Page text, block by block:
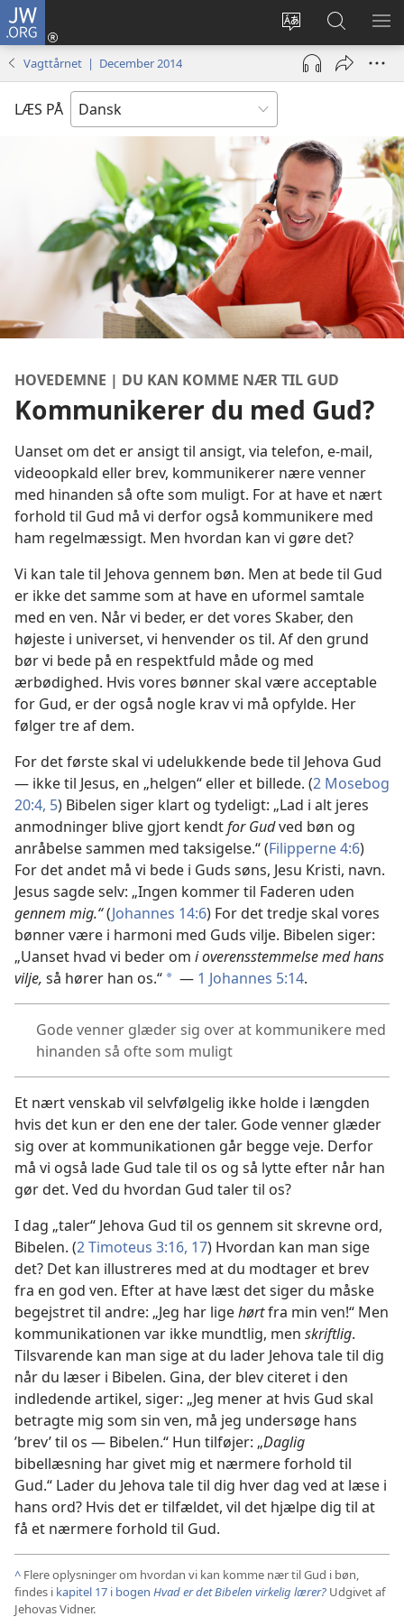
JW.ORG
Vælg
sprog
Log
på
(åbner
vindue)
Søg
på
JW.ORG
VIS
Vagttårnet | December 2014
LÆS PÅ
HOVEDEMNE | DU KAN KOMME NÆR TIL GUD
Kommunikerer du med Gud?
Uanset om det er ansigt til ansigt, via telefon, e-mail,
videoopkald eller brev, kommunikerer nære venner
med hinanden så ofte som muligt. For at have et nært
forhold til Gud må vi derfor også kommunikere med
ham regelmæssigt. Men hvordan kan vi gøre det?
Vi kan tale til Jehova gennem bøn. Men at bede til Gud
er ikke det samme som at have en uformel samtale
med en ven. Når vi beder, er det vores Skaber, den
højeste i universet, vi henvender os til. Af den grund
bør vi bede på en respektfuld måde og med
ærbødighed. Hvis vores bønner skal være acceptable
for Gud, er der også nogle krav vi må opfylde. Her
følger tre af dem.
For det første skal vi udelukkende bede til Jehova Gud
— ikke til Jesus, en „helgen“ eller et billede. (2 Mosebog
20:4, 5) Bibelen siger klart og tydeligt: „Lad i alt jeres
anmodninger blive gjort kendtfor Gudved bøn og
anråbelse sammen med taksigelse.“ (Filipperne 4:6)
For det andet må vi bede i Guds søns, Jesu Kristi, navn.
Jesus sagde selv: „Ingen kommer til Faderen uden
gennem mig.“(Johannes 14:6) For det tredje skal vores
bønner være i harmoni med Guds vilje. Bibelen siger:
„Uanset hvad vi beder om i overensstemmelse med hans
vilje, så hører han os.“ * — 1 Johannes 5:14.
Gode venner glæder sig over at kommunikere med
hinanden så ofte som muligt
Et nært venskab vil selvfølgelig ikke holde i længden
hvis det kun er den ene der taler. Gode venner glæder
sig over at kommunikationen går begge veje. Derfor
må vi også lade Gud tale til os og så lytte efter når han
gør det. Ved du hvordan Gud taler til os?
I dag „taler“ Jehova Gud til os gennem sit skrevne ord,
Bibelen. (2 Timoteus 3:16, 17) Hvordan kan man sige
det? Det kan illustreres med at du modtager et brev
fra en god ven. Efter at have læst det siger du måske
begejstret til andre: „Jeg har ligehørtfra min ven!“ Men
kommunikationen var ikke mundtlig, men skriftlig.
Tilsvarende kan man sige at du lader Jehova tale til dig
når du læser i Bibelen. Gina, der blev citeret i den
indledende artikel, siger: „Jeg mener at hvis Gud skal
betragte mig som sin ven, må jeg undersøge hans
’brev’ til os — Bibelen.“ Hun tilføjer: „Daglig
bibellæsning har givet mig et nærmere forhold til
Gud.“ Lader du Jehova tale til dig hver dag ved at læse i
hans ord? Hvis det er tilfældet, vil det hjælpe dig til at
få et nærmere forhold til Gud.
^ Flere oplysninger om hvordan vi kan komme nær til Gud i bøn,
findes i kapitel 17 i bogen Hvad er det Bibelen virkelig lærer? Udgivet af
Jehovas Vidner.